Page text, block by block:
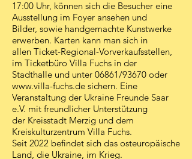
17:00 Uhr, können sich die Besucher eine
Ausstellung im Foyer ansehen und
Bilder, sowie handgemachte Kunstwerke
erwerben. Karten kann man sich in
allen Ticket-Regional-Vorverkaufsstellen,
im Ticketbüro Villa Fuchs in der
Stadthalle und unter 06861/93670 oder
www.villa-fuchs.de sichern. Eine
Veranstaltung der Ukraine Freunde Saar
e.V. mit freundlicher Unterstützung
der Kreisstadt Merzig und dem
Kreiskulturzentrum Villa Fuchs.
Seit 2022 befindet sich das osteuropäische
Land, die Ukraine, im Krieg.